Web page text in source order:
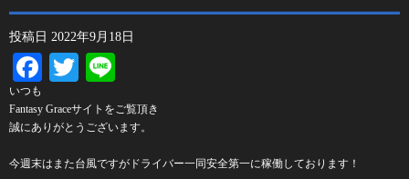
投稿日 2022年9月18日
Facebook
Twitter
いつも
Fantasy Graceサイトをご覧頂き
誠にありがとうございます。
今週末はまた台風ですがドライバー一同安全第一に稼働しております！